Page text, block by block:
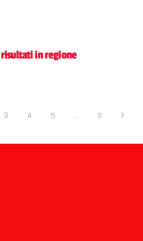
risultati in regione
3 4 5 … 11